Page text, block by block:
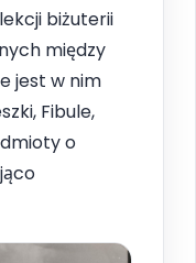
biżuterii
między
jest w nim
Fibule,
o